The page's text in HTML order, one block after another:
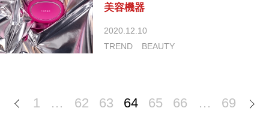
美容機器
2020.12.10
TREND
BEAUTY
1 … 62 63 64 65 66 … 69